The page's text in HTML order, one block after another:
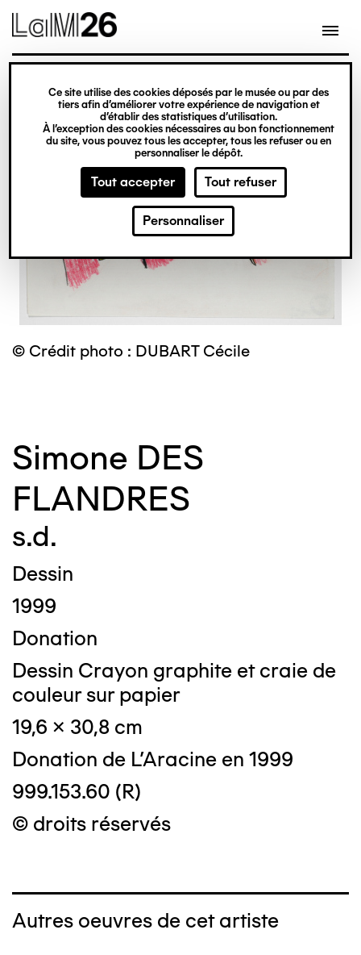
Gestion des cookies
Ce site utilise des cookies déposés par le musée ou par des
tiers afin d’améliorer votre expérience de navigation et
d’établir des statistiques d’utilisation.
À l’exception des cookies nécessaires au bon fonctionnement
du site, vous pouvez tous les accepter, tous les refuser ou en
personnaliser le dépôt.
Tout accepter Tout refuser
Personnaliser
contenu
© Crédit photo : DUBART Cécile
Simone DES
FLANDRES
s.d.
Dessin
1999
Donation
Dessin Crayon graphite et craie de
couleur sur papier
19,6 x 30,8 cm
Donation de L'Aracine en 1999
999.153.60 (R)
© droits réservés
Autres oeuvres de cet artiste